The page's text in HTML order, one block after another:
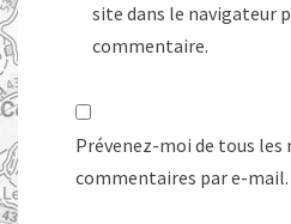
site dans le navigateur
commentaire.
Prévenez-moi de tous les
commentaires par e-mail.